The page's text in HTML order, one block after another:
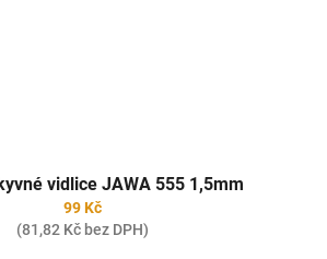
vidlice JAWA 555 1,5mm
99 Kč
(81,82 Kč bez DPH)